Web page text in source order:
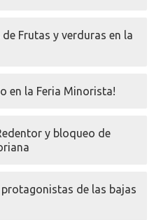
Frutas y verduras en la
en la Feria Minorista!
y bloqueo de
protagonistas de las bajas